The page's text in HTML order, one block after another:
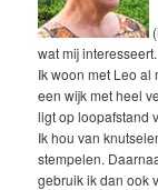
wat mij interesseert.
Ik woon met Leo al
een wijk met heel
ligt op loopafstand
Ik hou van
stempelen.
gebruik ik dan ook